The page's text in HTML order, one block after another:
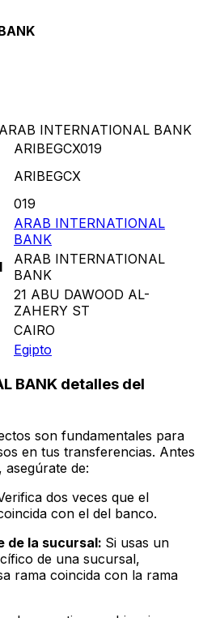
INTERNATIONAL BANK
ARIBEGCX019
ARIBEGCX
019
ARAB INTERNATIONAL
BANK
ARAB INTERNATIONAL
BANK
21 ABU DAWOOD AL-
ZAHERY ST
CAIRO
Egipto
BANK detalles del
son fundamentales para
en tus transferencias. Antes
asegúrate de:
dos veces que el
con el del banco.
de la sucursal: Si usas un
de una sucursal,
rama coincida con la rama